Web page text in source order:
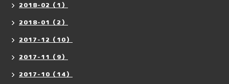
2018-02（1）
2018-01（2）
2017-12（10）
2017-11（9）
2017-10（14）